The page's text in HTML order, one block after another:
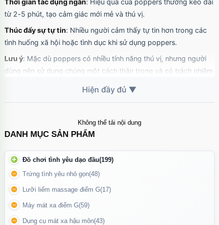
từ 2-5 phút, tạo cảm giác mới mẻ và thú vị.
Thúc đẩy sự tự tin: Nhiều người cảm thấy tự tin hơn trong các
tình huống xã hội hoặc tình dục khi sử dụng poppers.
Lưu ý: Mặc dù poppers có nhiều tính năng thú vị, nhưng người
dùng nên sử dụng chúng một cách thận trọng và có trách nhiệm
Không thể tải nội dung
DANH MỤC SẢN PHẨM
Đồ chơi tình yêu dạo đầu(199)
Trứng tình yêu nhỏ gọn(48)
Lưỡi liếm massage điểm G(17)
Máy mát xa điểm G(59)
Dụng cụ mát xa hậu môn(43)